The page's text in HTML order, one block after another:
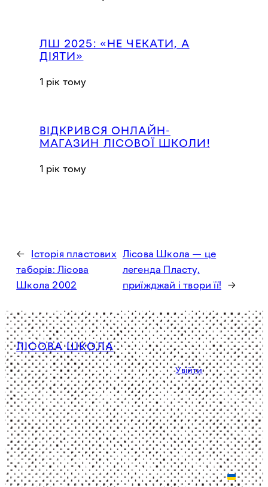
ЛШ 2025: «НЕ ЧЕКАТИ, А
ДІЯТИ»
1 рік тому
ВІДКРИВСЯ ОНЛАЙН-
МАГАЗИН ЛІСОВОЇ ШКОЛИ!
1 рік тому
←
Історія пластових
таборів: Лісова
Школа 2002
Лісова Школа — це
легенда Пласту,
приїжджай і твори її!
→
ЛІСОВА ШКОЛА
Політика конфіденційностіУвійти
Facebook InstagramYouTube
© 1964 –
2025.
Головна
Референтура
BETA:
Функціонал
працює в
режимі
Зроблено
спільно в
Україні